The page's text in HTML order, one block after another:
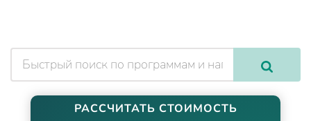
РАССЧИТАТЬ СТОИМОСТЬ